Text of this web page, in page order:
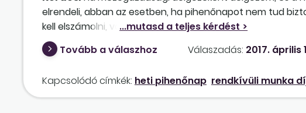
elrendeli, abban az esetben, ha pihenőnapot nem tud
kell elszámolni, vagy csak 8 órára jár a 100%-os pótlék, és
Tovább a válaszhoz
Válaszadás: 2017. április
Kapcsolódó címkék: heti pihenőnap rendkívüli munka